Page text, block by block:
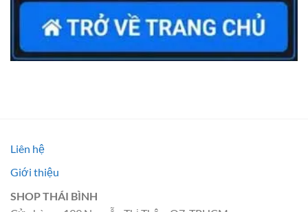
Liên hệ
Giới thiệu
SHOP THÁI BÌNH